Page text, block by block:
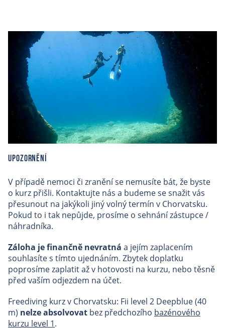
Upozornění
V případě nemoci či zranění se nemusíte bát, že byste
o kurz přišli. Kontaktujte nás a budeme se snažit vás
přesunout na jakýkoli jiný volný termín v Chorvatsku.
Pokud to i tak nepůjde, prosíme o sehnání zástupce /
náhradníka.
Záloha je finančně nevratná a jejím zaplacením
souhlasíte s tímto ujednáním. Zbytek doplatku
poprosíme zaplatit až v hotovosti na kurzu, nebo těsně
před vaším odjezdem na účet.
Freediving kurz v Chorvatsku: Fii level 2 Deepblue (40
m) nelze absolvovat bez předchozího bazénového
kurzu level 1.